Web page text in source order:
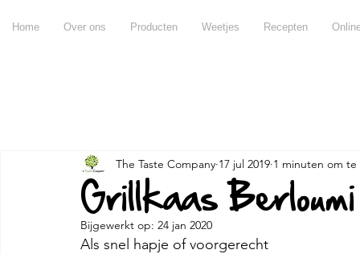
Home Over ons Producten Weetjes Recepten
Over olijfolie Over azijn Over balsamico
Pujje Ontbijt
Grillkaas
The Taste Company 17 jul 2019 1 minuten om te
Bijgewerkt op: 24 jan 2020
Als snel hapje of voorgerecht